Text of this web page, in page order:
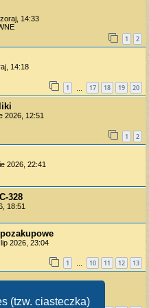
(tzw. ciasteczka)
14:33
1 2
14:18
1 17 18 19 20
2026, 12:51
1 2
2026, 22:41
328
18:51
2026, 23:04
1 10 11 12 13